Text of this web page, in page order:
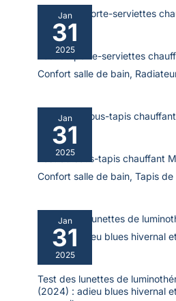
Jan
31
2025
Test du porte-serviettes
Confort salle de bain,
Jan
31
2025
Test du sous-tapis chauffant
Confort salle de bain, Tapis
Jan
31
2025
Test des lunettes de
(2024) : adieu blues hivernal